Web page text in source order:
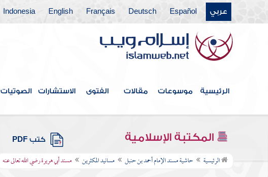
عربي Español
Deutsch
Français
English
Indonesia
الرئيسية موسوعات مقالات الفتوى الاستشارات الصوتيات
المكتبة الإسلامية كتب PDF
الرئيسية حاشية مسند الإمام أحمد بن حنبل مسانيد المكثرين مسند أبي هريرة رضي الله تعالى عنه